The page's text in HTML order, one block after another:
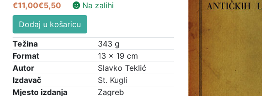
€11,00
Izvorna
cijena
bila
je:
€11,00.
€5,50
Trenutna
cijena
je:
€5,50.
Na zalihi
Goethe
-
Njemački
propercije
sred
antičkih
lira
Dodaj u košaricu
Težina
343 g
Format
13 × 19 cm
Autor
Slavko Teklić
Izdavač
St. Kugli
Mjesto izdanja
Zagreb